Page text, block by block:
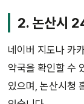
2. 논산시
네이버 지도나 카
약국을 확인할 수
있으며, 논산시청